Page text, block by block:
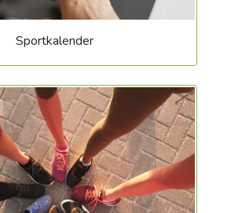
Sportkalender